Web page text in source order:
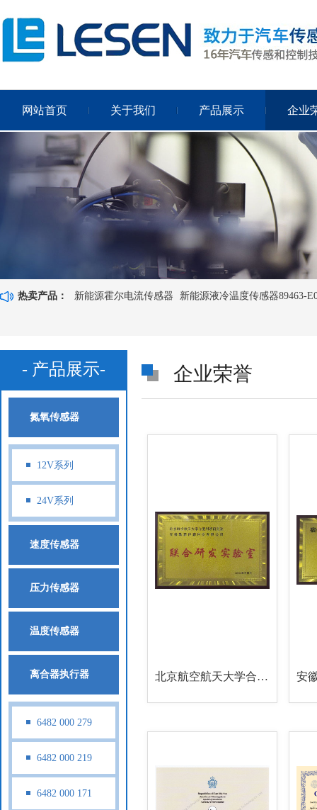
网站首页 关于我们 产品展示 企业
热卖产品： 新能源霍尔电流传感器 新能源液冷温度传感器89463-
- 产品展示-
氮氧传感器
12V系列
24V系列
速度传感器
压力传感器
温度传感器
离合器执行器
6482 000 279
6482 000 219
6482 000 171
企业荣誉
北京航空航天大学合肥创新研究院安徽勒森传感科技联合研发试验室